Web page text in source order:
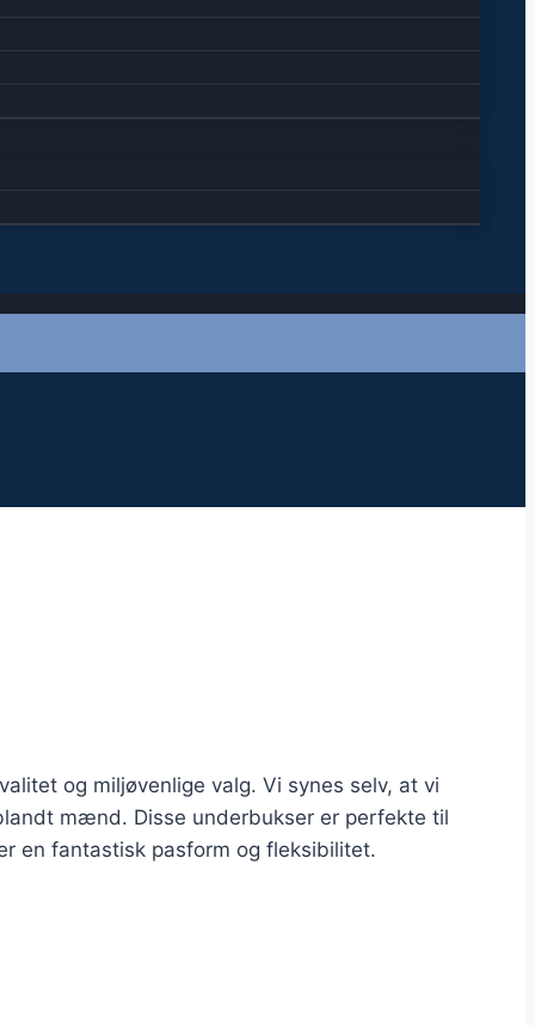
og miljøvenlige valg. Vi synes selv, at vi
mænd. Disse underbukser er perfekte til
en fantastisk pasform og fleksibilitet.